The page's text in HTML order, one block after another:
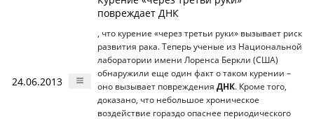
24.06.2013
повреждает ДНК
, что курение «через третьи руки» вызывает риск
развития рака. Теперь ученые из Национальной
лаборатории имени Лоренса Беркли (США)
обнаружили еще один факт о таком курении –
оно вызывает повреждения ДНК. Кроме того,
доказано, что небольшое хроническое
воздействие гораздо опаснее периодического